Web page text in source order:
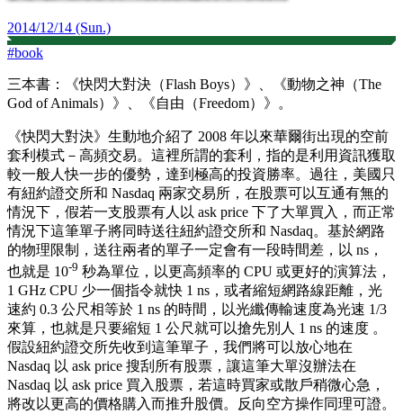
2014/12/14 (Sun.)
#book
三本書：《快閃大對決（Flash Boys）》、《動物之神（The
God of Animals）》、《自由（Freedom）》。
《快閃大對決》生動地介紹了 2008 年以來華爾街出現的空前
套利模式－高頻交易。這裡所謂的套利，指的是利用資訊獲取
較一般人快一步的優勢，達到極高的投資勝率。過往，美國只
有紐約證交所和 Nasdaq 兩家交易所，在股票可以互通有無的
情況下，假若一支股票有人以 ask price 下了大單買入，而正常
情況下這筆單子將同時送往紐約證交所和 Nasdaq。基於網路
的物理限制，送往兩者的單子一定會有一段時間差，以 ns，
也就是 10-9 秒為單位，以更高頻率的 CPU 或更好的演算法，
1 GHz CPU 少一個指令就快 1 ns，或者縮短網路線距離，光
速約 0.3 公尺相等於 1 ns 的時間，以光纖傳輸速度為光速 1/3
來算，也就是只要縮短 1 公尺就可以搶先別人 1 ns 的速度 。
假設紐約證交所先收到這筆單子，我們將可以放心地在
Nasdaq 以 ask price 搜刮所有股票，讓這筆大單沒辦法在
Nasdaq 以 ask price 買入股票，若這時買家或散戶稍微心急，
將改以更高的價格購入而推升股價。反向空方操作同理可證。